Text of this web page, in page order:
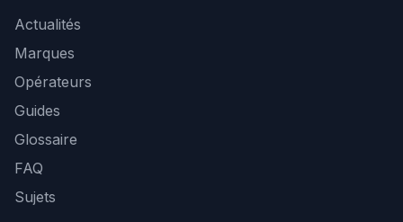
Actualités
Marques
Opérateurs
Guides
Glossaire
FAQ
Sujets